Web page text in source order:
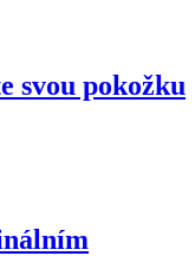
svou pokožku